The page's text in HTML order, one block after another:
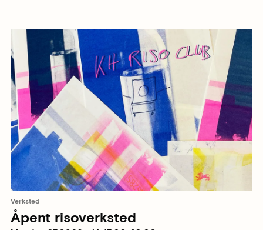
Verksted
Åpent risoverksted